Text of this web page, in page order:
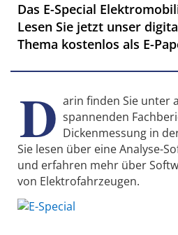
Das E-Special
Lesen Sie jetzt unser
Thema kostenlos als E-
D arin finden Sie unter
spannenden
Dickenmessung in
Sie lesen über eine Analyse-
und erfahren mehr über
von Elektrofahrzeugen.